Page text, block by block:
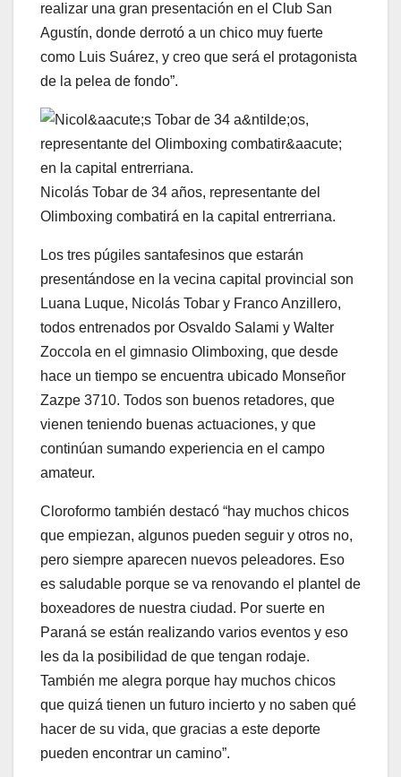
realizar una gran presentación en el Club San
Agustín, donde derrotó a un chico muy fuerte
como Luis Suárez, y creo que será el protagonista
de la pelea de fondo”.
Nicolás Tobar de 34 años, representante del
Olimboxing combatirá en la capital entrerriana.
Los tres púgiles santafesinos que estarán
presentándose en la vecina capital provincial son
Luana Luque, Nicolás Tobar y Franco Anzillero,
todos entrenados por Osvaldo Salami y Walter
Zoccola en el gimnasio Olimboxing, que desde
hace un tiempo se encuentra ubicado Monseñor
Zazpe 3710. Todos son buenos retadores, que
vienen teniendo buenas actuaciones, y que
continúan sumando experiencia en el campo
amateur.
Cloroformo también destacó “hay muchos chicos
que empiezan, algunos pueden seguir y otros no,
pero siempre aparecen nuevos peleadores. Eso
es saludable porque se va renovando el plantel de
boxeadores de nuestra ciudad. Por suerte en
Paraná se están realizando varios eventos y eso
les da la posibilidad de que tengan rodaje.
También me alegra porque hay muchos chicos
que quizá tienen un futuro incierto y no saben qué
hacer de su vida, que gracias a este deporte
pueden encontrar un camino”.